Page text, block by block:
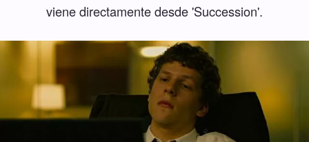
viene directamente desde 'Succession'.